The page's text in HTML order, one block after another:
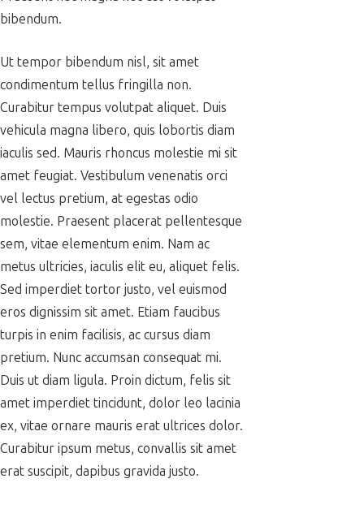
bibendum.
Ut tempor bibendum nisl, sit amet
condimentum tellus fringilla non.
Curabitur tempus volutpat aliquet. Duis
vehicula magna libero, quis lobortis diam
iaculis sed. Mauris rhoncus molestie mi sit
amet feugiat. Vestibulum venenatis orci
vel lectus pretium, at egestas odio
molestie. Praesent placerat pellentesque
sem, vitae elementum enim. Nam ac
metus ultricies, iaculis elit eu, aliquet felis.
Sed imperdiet tortor justo, vel euismod
eros dignissim sit amet. Etiam faucibus
turpis in enim facilisis, ac cursus diam
pretium. Nunc accumsan consequat mi.
Duis ut diam ligula. Proin dictum, felis sit
amet imperdiet tincidunt, dolor leo lacinia
ex, vitae ornare mauris erat ultrices dolor.
Curabitur ipsum metus, convallis sit amet
erat suscipit, dapibus gravida justo.